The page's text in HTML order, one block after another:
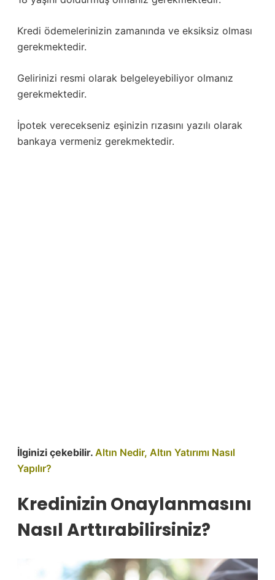
Kredi ödemelerinizin zamanında ve eksiksiz olması
gerekmektedir.
Gelirinizi resmi olarak belgeleyebiliyor olmanız
gerekmektedir.
İpotek verecekseniz eşinizin rızasını yazılı olarak
bankaya vermeniz gerekmektedir.
İlginizi çekebilir. Altın Nedir, Altın Yatırımı Nasıl
Yapılır?
Kredinizin Onaylanmasını
Nasıl Arttırabilirsiniz?